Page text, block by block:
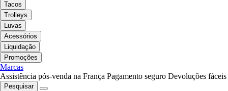
Tacos
Trolleys
Luvas
Acessórios
Liquidação
Promoções
Marcas
Assistência pós-venda na França Pagamento seguro Devoluções fáceis
Pesquisar